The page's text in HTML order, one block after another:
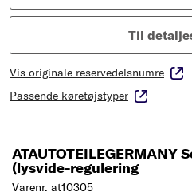
Til
Vis originale reservedelsnumre
Passende køretøjstyper
ATAUTOTEILEGERMANY
(lysvide-regulering
Varenr. at10305